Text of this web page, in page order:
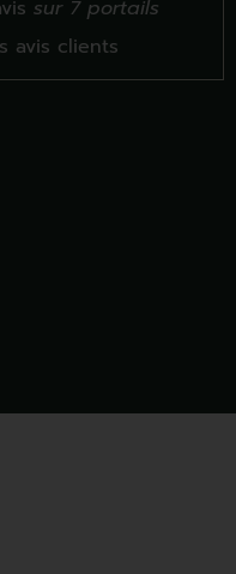
sur 7 portails
avis clients